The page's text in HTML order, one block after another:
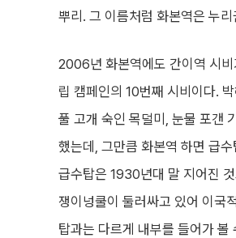
뿌리. 그 이름처럼 화본역은 누
2006년 화본역에도 간이역 시
립 캠페인의 10번째 시비이다.
풀 고개 숙인 목덜미, 눈물 포갠
했는데, 그만큼 화본역 하면 급
급수탑은 1930년대 말 지어진
쟁이넝쿨이 둘러싸고 있어 이국
탑과는 다르게 내부를 들어가 볼